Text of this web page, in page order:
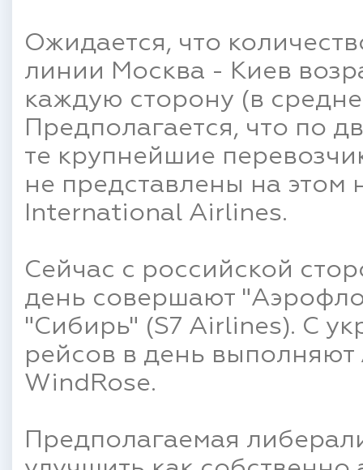
Ожидается, что
линии Москва - Киев
каждую сторону (в
Предполагается, что по
те крупнейшие
не представлены на этом
International Airlines.
Сейчас с российской
день совершают
"Сибирь" (S7 Airlines). C
рейсов в день
WindRose.
Предполагаемая